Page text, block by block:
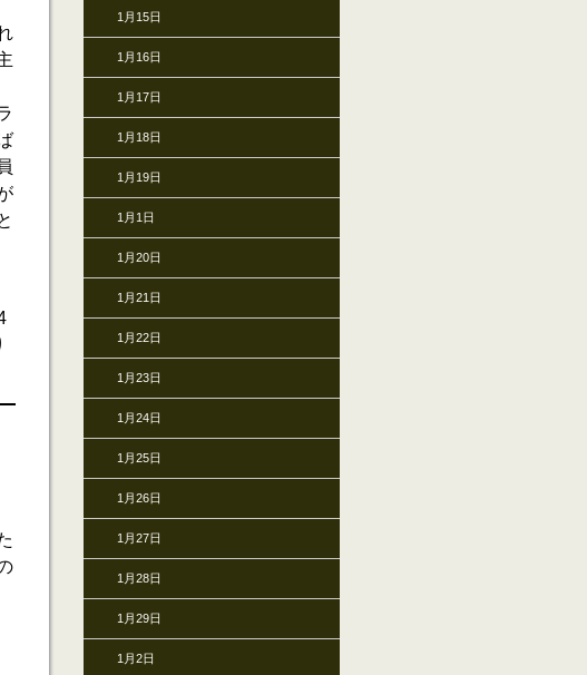
1月15日
1月16日
1月17日
1月18日
1月19日
1月1日
1月20日
1月21日
1月22日
1月23日
1月24日
1月25日
1月26日
1月27日
1月28日
1月29日
1月2日